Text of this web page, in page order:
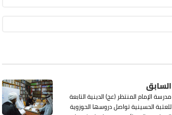
السابق
مدرسة الإمام المنتظر (عج) الدينية التابعة
للعتبة الحسينية تواصل دروسها الحوزوية